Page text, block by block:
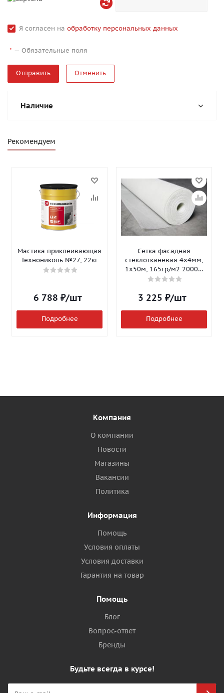
Я согласен на обработку персональных данных
* — Обязательные поля
Отменить
Наличие
Рекомендуем
Мастика приклеивающая
Технониколь №27, 22кг
6 788 ₽/шт
Подробнее
Сетка фасадная
стеклотканевая 4х4мм,
1х50м, 165гр/м2 2000Н
Isomax-165
3 225 ₽/шт
Подробнее
Компания
О компании
Новости
Магазины
Вакансии
Политика
Информация
Помощь
Условия оплаты
Условия доставки
Гарантия на товар
Помощь
Блог
Вопрос-ответ
Бренды
Будьте всегда в курсе!